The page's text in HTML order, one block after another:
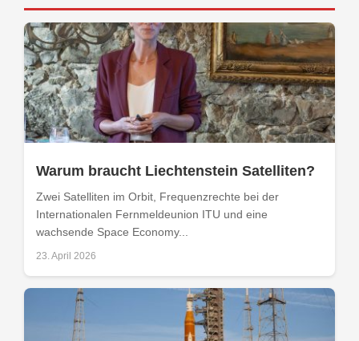
Warum braucht Liechtenstein Satelliten?
Zwei Satelliten im Orbit, Frequenzrechte bei der
Internationalen Fernmeldeunion ITU und eine
wachsende Space Economy...
23. April 2026